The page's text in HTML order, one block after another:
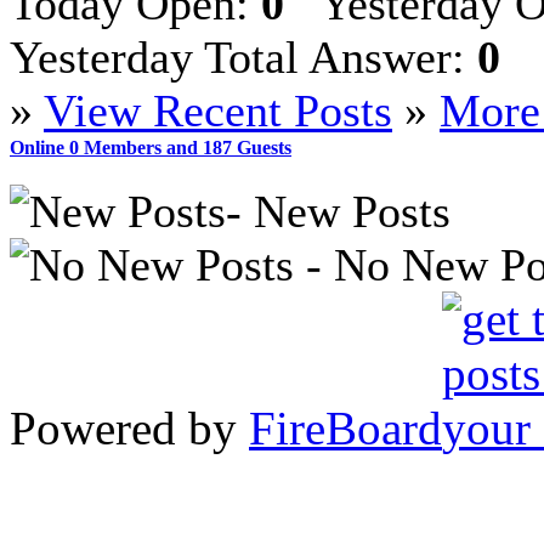
Yesterday Total Answer: 0
» View Recent Posts »
Online 0 Members and 187 Guests
- New Posts
- No New
Powered by FireBoard